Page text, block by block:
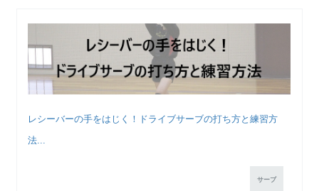
レシーバーの手をはじく！ドライブサーブの打ち方と練習方
法...
サーブ